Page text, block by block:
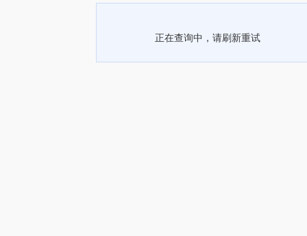
正在查询中，请刷新重试